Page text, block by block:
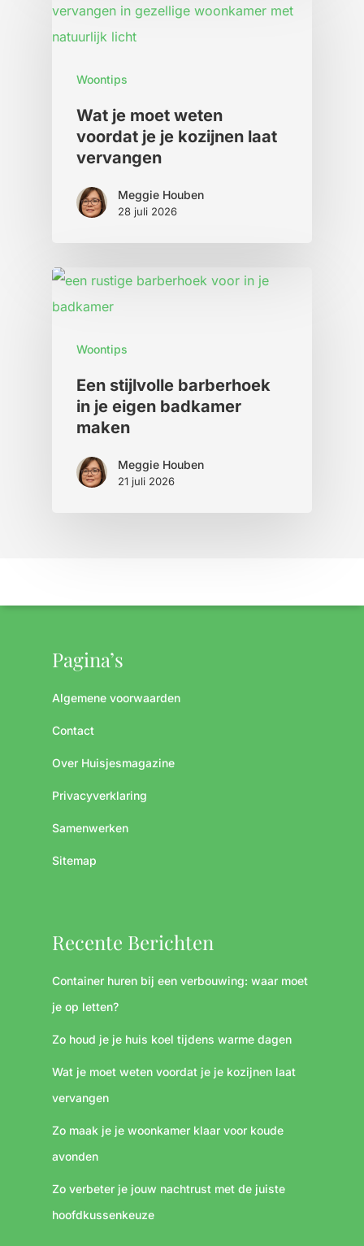
Woontips
Wat je moet weten
voordat je je kozijnen laat
vervangen
Meggie Houben
28 juli 2026
Woontips
Een stijlvolle barberhoek
in je eigen badkamer
maken
Meggie Houben
21 juli 2026
Pagina’s
Algemene voorwaarden
Contact
Over Huisjesmagazine
Privacyverklaring
Samenwerken
Sitemap
Recente Berichten
Container huren bij een verbouwing: waar moet
je op letten?
Zo houd je je huis koel tijdens warme dagen
Wat je moet weten voordat je je kozijnen laat
vervangen
Zo maak je je woonkamer klaar voor koude
avonden
Zo verbeter je jouw nachtrust met de juiste
hoofdkussenkeuze